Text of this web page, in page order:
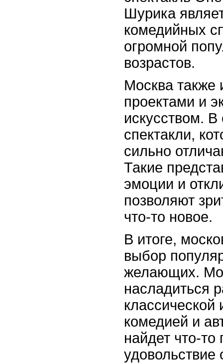
Шурика
комедийных
огромной
возрастов.
Москва также
проектами и
искусством.
спектакли,
сильно
Такие
эмоции и
позволяют
что-то новое.
В итоге,
выбор
желающих.
насладиться
комедией и
найдет что-то
удовольствие